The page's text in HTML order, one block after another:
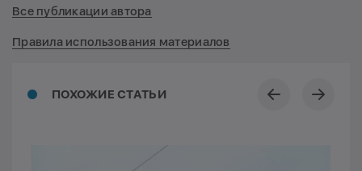
ПОХОЖИЕ СТАТЬИ
Все публикации автора
Правила использования материалов